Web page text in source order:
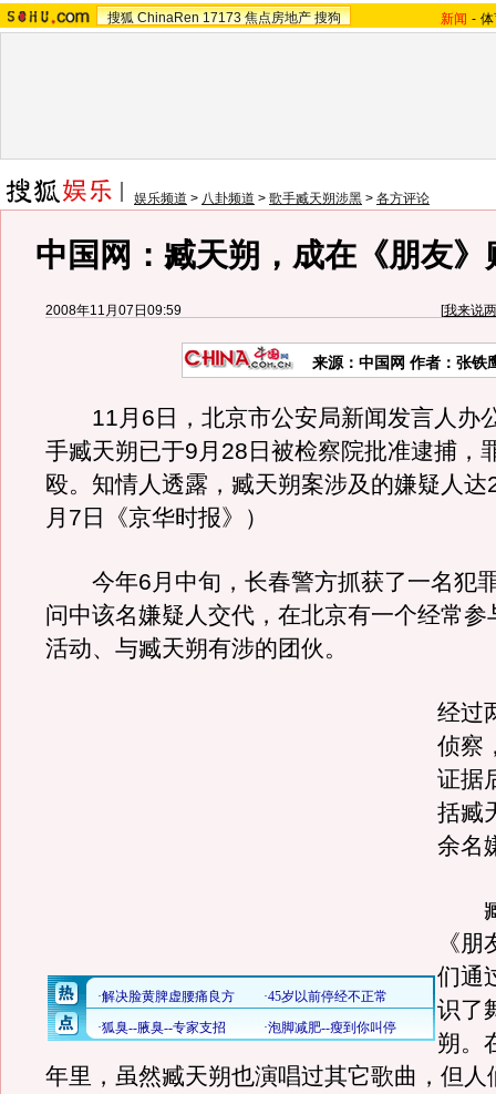
搜狐 ChinaRen 17173 焦点房地产 搜狗 新闻 -
娱乐频道 > 八卦频道 > 歌手臧天朔涉黑 > 各方评论
中国网：臧天朔，成在《朋友》
2008年11月07日09:59 [我来说
来源：中国网 作者：张铁
11月6日，北京市公安局新闻发言人办
手臧天朔已于9月28日被检察院批准逮捕，
殴。知情人透露，臧天朔案涉及的嫌疑人
月7日《京华时报》）
今年6月中旬，长春警方抓获了一名犯
问中该名嫌疑人交代，在北京有一个经常参
活动、与臧天朔有涉的团伙。
经过
侦察
证据
括臧
余名
臧
《
们通
识了
朔。
年里，虽然臧天朔也演唱过其它歌曲，但人